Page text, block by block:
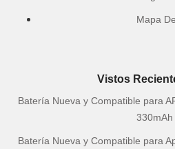
Mapa
Vistos
Batería Nueva y Compatible para
330mAh
Batería Nueva y Compatible para